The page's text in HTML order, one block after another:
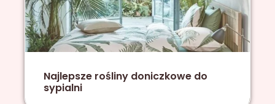
Najlepsze rośliny doniczkowe do
sypialni